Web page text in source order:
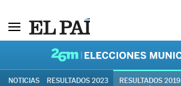
NOTICIAS RESULTADOS 2023 RESULTADOS 2019